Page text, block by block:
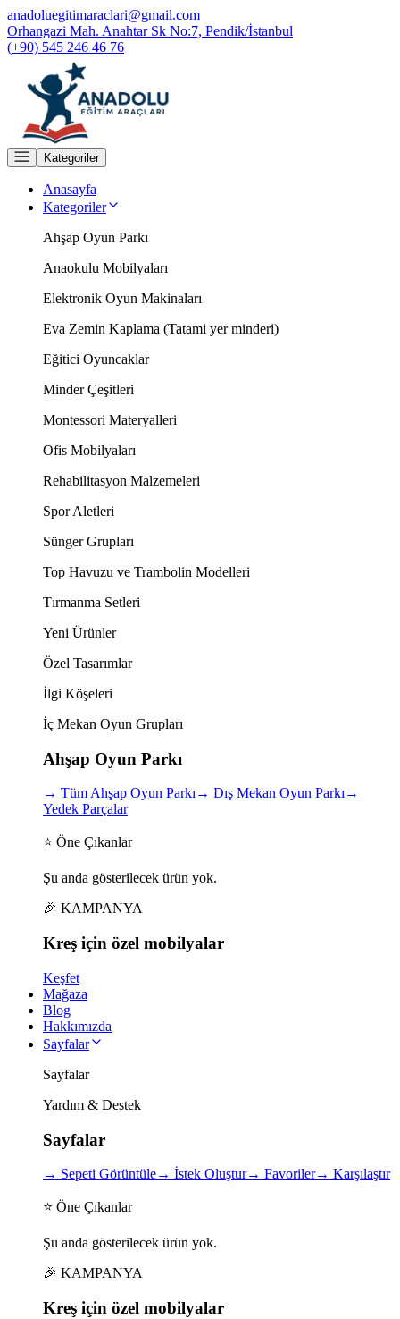
anadoluegitimaraclari@gmail.com
Orhangazi Mah. Anahtar Sk No:7, Pendik/İstanbul
(+90) 545 246 46 76
Kategoriler
Anasayfa
Kategoriler
Ahşap Oyun Parkı
Anaokulu Mobilyaları
Elektronik Oyun Makinaları
Eva Zemin Kaplama (Tatami yer minderi)
Eğitici Oyuncaklar
Minder Çeşitleri
Montessori Materyalleri
Ofis Mobilyaları
Rehabilitasyon Malzemeleri
Spor Aletleri
Sünger Grupları
Top Havuzu ve Trambolin Modelleri
Tırmanma Setleri
Yeni Ürünler
Özel Tasarımlar
İlgi Köşeleri
İç Mekan Oyun Grupları
Ahşap Oyun Parkı
→ Tüm Ahşap Oyun Parkı→ Dış Mekan Oyun Parkı→
Yedek Parçalar
⭐ Öne Çıkanlar
Şu anda gösterilecek ürün yok.
🎉 KAMPANYA
Kreş için özel mobilyalar
Keşfet
Mağaza
Blog
Hakkımızda
Sayfalar
Sayfalar
Yardım & Destek
Sayfalar
→ Sepeti Görüntüle→ İstek Oluştur→ Favoriler→ Karşılaştır
⭐ Öne Çıkanlar
Şu anda gösterilecek ürün yok.
🎉 KAMPANYA
Kreş için özel mobilyalar